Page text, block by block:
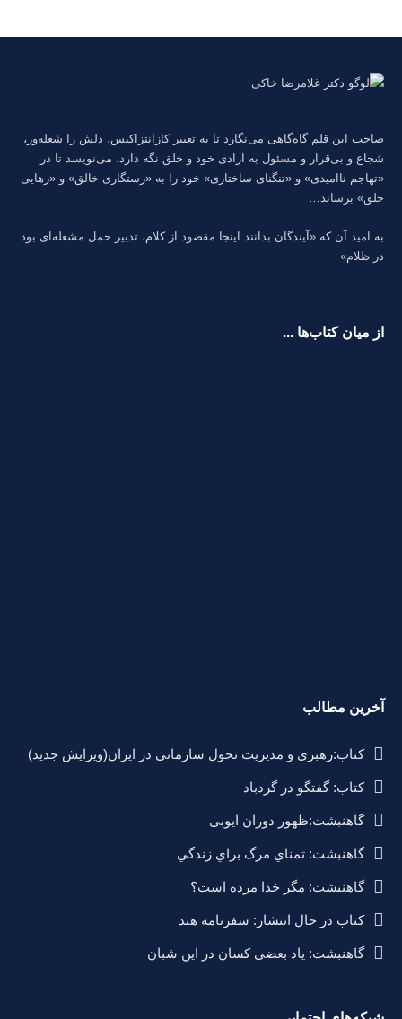
صاحب این قلم گاه‌گاهی می‌نگارد تا به تعبیر كازانتزاكیس، دلش را شعله‌ور،
شجاع و بی‌قرار و مسئول به آزادی خود و خلق نگه دارد. می‌نویسد تا در
«تهاجم ناامیدی» و «تنگنای ساختاری» خود را به «رستگاری خالق» و «رهایی
خلق» برساند…
به امید آن که «آیندگان بدانند اینجا مقصود از کلام، تدبیر حمل مشعله‌ای بود
در ظلام»
از میان کتاب‌ها ...
آخرین مطالب
کتاب:رهبری و مدیریت تحول سازمانی در ایران(ویرایش جدید)
کتاب: گفتگو در گردباد
گاهنبشت:ظهور دوران ايوبی
گاهنبشت: تمناي مرگ براي زندگي
گاهنبشت: مگر خدا مرده است؟
کتاب در حال انتشار: سفرنامه هند
گاهنبشت: یاد بعضی کسان در این شبان